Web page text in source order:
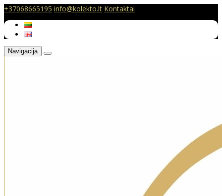
+37068665195 info@kolekto.lt Kontaktai
Navigacija